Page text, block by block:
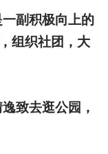
副积极向上的
组织社团，大
致去逛公园，